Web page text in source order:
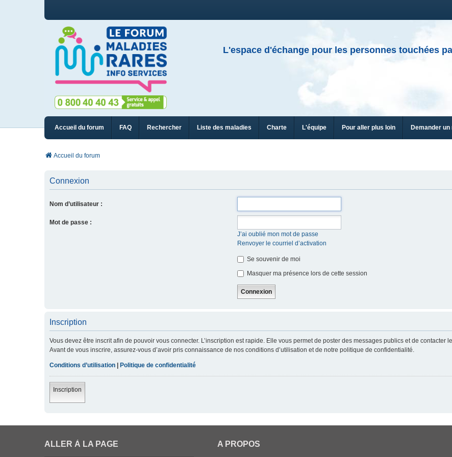
L'espace d'échange pour les personnes touchées
Accueil du forum FAQ Rechercher Liste des maladies Charte L'équipe Pour aller plus loin Demander
Accueil du forum
Connexion
Nom d’utilisateur :
Mot de passe :
J’ai oublié mon mot de passe
Renvoyer le courriel d’activation
Se souvenir de moi
Masquer ma présence lors de cette session
Inscription
Vous devez être inscrit afin de pouvoir vous connecter. L’inscription est rapide. Elle vous permet de poster des messages publics et de contacter
Avant de vous inscrire, assurez-vous d’avoir pris connaissance de nos conditions d’utilisation et de notre politique de confidentialité.
Conditions d’utilisation Politique de confidentialité
Inscription
ALLER À LA PAGE A PROPOS